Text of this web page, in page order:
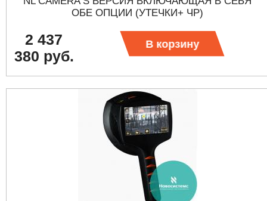
ОБЕ ОПЦИИ (УТЕЧКИ+ ЧР)
2 437
380 руб.
В корзину